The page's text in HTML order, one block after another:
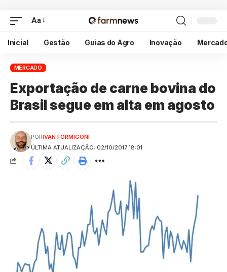
Aa
Inicial Gestão Guias do Agro Inovação
MERCADO
Exportação de carne bovina do
Brasil segue em alta em agosto
ÚLTIMA ATUALIZAÇÃO: 02/10/2017 18:01
PORIVAN FORMIGONI